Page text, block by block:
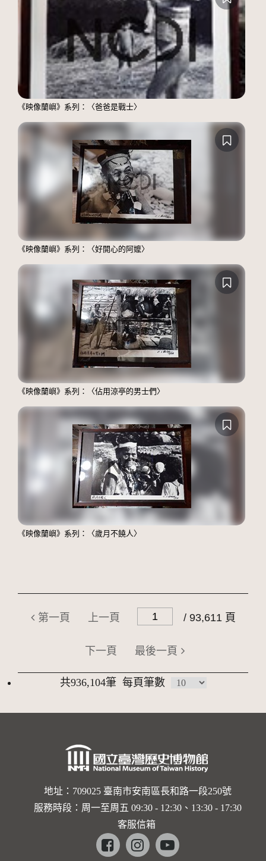
《映像蘭嶼》系列：〈爸爸是戰士〉
《映像蘭嶼》系列：〈好開心的阿嬤〉
《映像蘭嶼》系列：〈佔用涼亭的男士們〉
《映像蘭嶼》系列：〈歲月不饒人〉
第一頁 上一頁 / 93,611 頁
下一頁 最後一頁
共936,104筆 每頁筆數
地址：709025 臺南市安南區長和路一段250號
服務時段：周一至周五 09:30 - 12:30、13:30 - 17:30
客服信箱
Facebookinstagramyoutube